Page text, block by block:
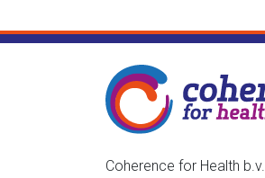
Coherence for Health b.v.